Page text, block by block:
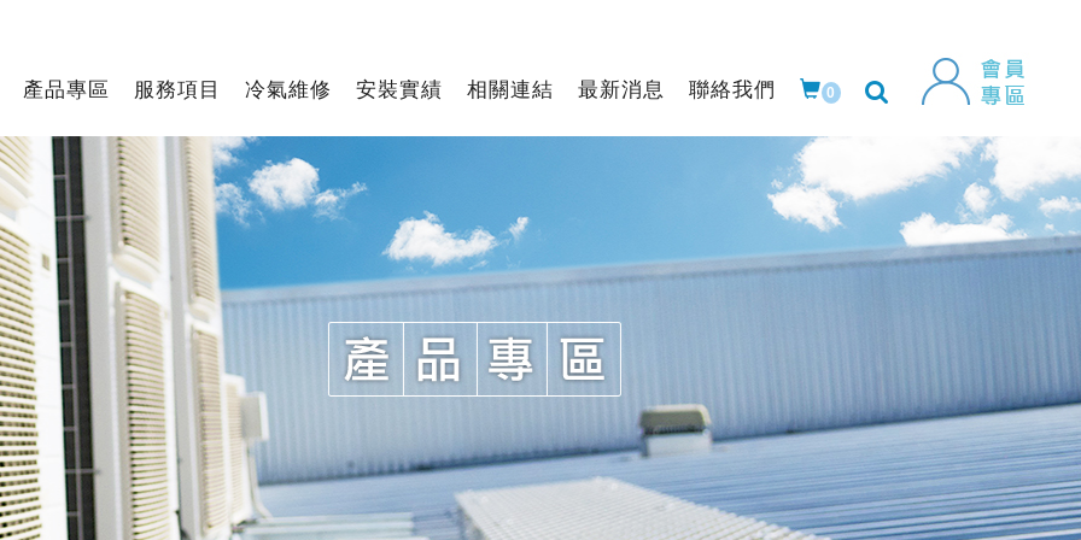
產品專區 服務項目 冷氣維修 安裝實績 相關連結 最新消息 聯絡我們 0